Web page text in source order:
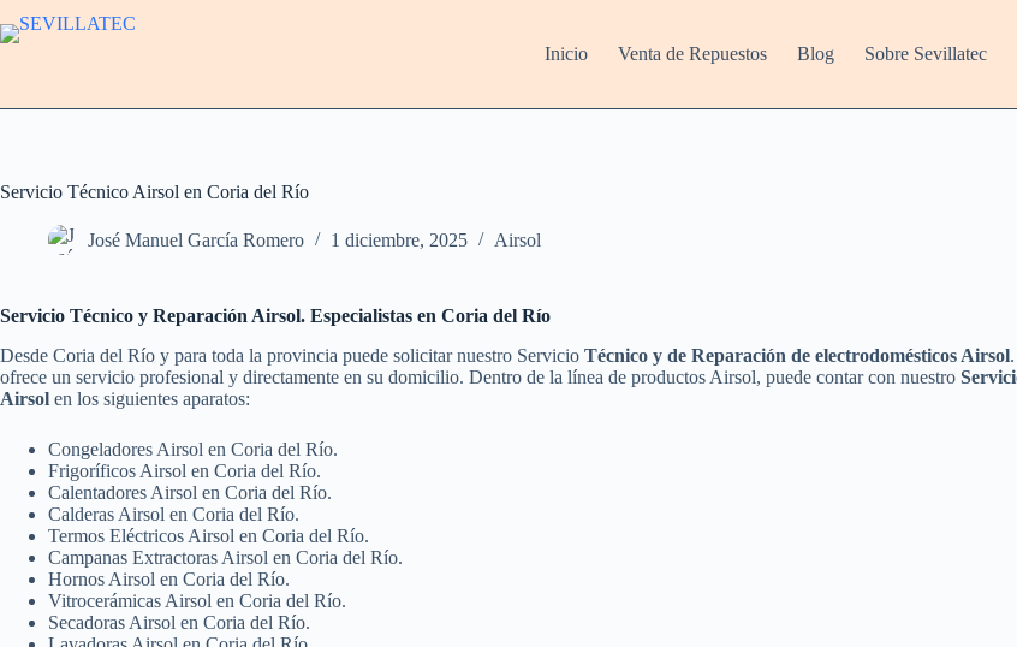
al
Inicio Venta de Repuestos Blog Sobre Sevillatec
Servicio Técnico Airsol en Coria del Río
José Manuel García Romero 1 diciembre, 2025 Airsol
Servicio Técnico y Reparación Airsol. Especialistas en Coria del Río
Desde Coria del Río y para toda la provincia puede solicitar nuestro Servicio Técnico y de Reparación de electrodomésticos Airsol
ofrece un servicio profesional y directamente en su domicilio. Dentro de la línea de productos Airsol, puede contar con nuestro
Airsol en los siguientes aparatos:
Congeladores Airsol en Coria del Río.
Frigoríficos Airsol en Coria del Río.
Calentadores Airsol en Coria del Río.
Calderas Airsol en Coria del Río.
Termos Eléctricos Airsol en Coria del Río.
Campanas Extractoras Airsol en Coria del Río.
Hornos Airsol en Coria del Río.
Vitrocerámicas Airsol en Coria del Río.
Secadoras Airsol en Coria del Río.